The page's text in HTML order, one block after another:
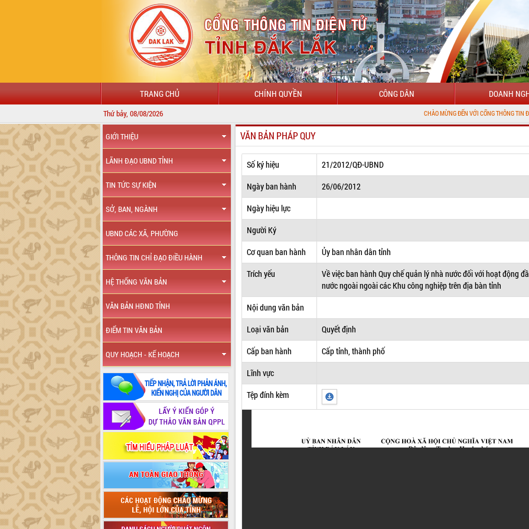
TRANG CHỦ CHÍNH QUYỀN CÔNG DÂN DOANH
Thứ bảy, 08/08/2026 CHÀO MỪNG ĐẾN VỚI CỔNG THÔNG TIN ĐIỆN TỬ TỈNH
GIỚI THIỆU
LÃNH ĐẠO UBND TỈNH
TIN TỨC SỰ KIỆN
SỞ, BAN, NGÀNH
UBND CÁC XÃ, PHƯỜNG
THÔNG TIN CHỈ ĐẠO ĐIỀU HÀNH
HỆ THỐNG VĂN BẢN
VĂN BẢN HĐND TỈNH
ĐIỂM TIN VĂN BẢN
QUY HOẠCH - KẾ HOẠCH
VĂN BẢN PHÁP QUY
Số ký hiệu
21/2012/QĐ-UBND
Ngày ban hành
26/06/2012
Ngày hiệu lực
Người Ký
Cơ quan ban hành
Ủy ban nhân dân tỉnh
Trích yếu
Về việc ban hành Quy chế quản lý nhà nước đối với hoạt động
nước ngoài ngoài các Khu công nghiệp trên địa bàn tỉnh
Nội dung văn bản
Loại văn bản
Quyết định
Cấp ban hành
Cấp tỉnh, thành phố
Lĩnh vực
Tệp đính kèm